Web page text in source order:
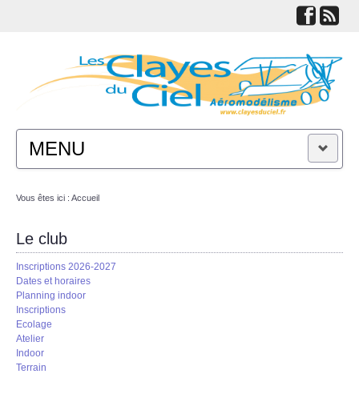
MENU
ACTUALITÉS
LE CLUB
TECHNIQUES
LIENS
Vous êtes ici : Accueil
Le club
Inscriptions 2026-2027
Dates et horaires
Planning indoor
Inscriptions
Ecolage
Atelier
Indoor
Terrain